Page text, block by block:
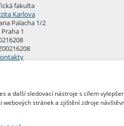
a další sledovací nástroje s cílem
stránek a zjištění zdroje
fakulta
Karlova
Palacha 1/2
1